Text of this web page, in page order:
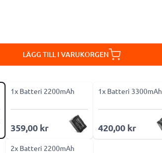
LÄGG TILL I VARUKORGEN
1x Batteri 2200mAh
359,00 kr
1x Batteri 3300mAh
420,00 kr
2x Batteri 2200mAh